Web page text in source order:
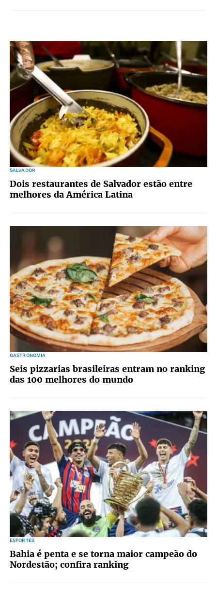
SALVADOR
Dois restaurantes de Salvador estão entre
melhores da América Latina
GASTRONOMIA
Seis pizzarias brasileiras entram no ranking
das 100 melhores do mundo
ESPORTES
Bahia é penta e se torna maior campeão do
Nordestão; confira ranking